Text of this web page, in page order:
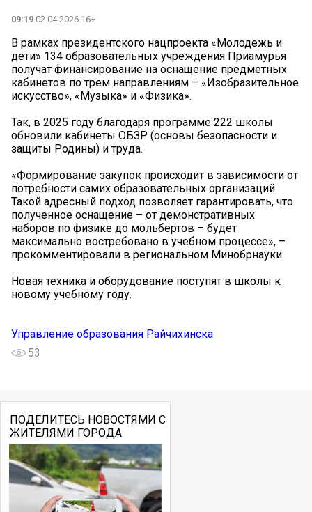
09:19 02.04.2026 16+
В рамках президентского нацпроекта «Молодежь и
дети» 134 образовательных учреждения Приамурья
получат финансирование на оснащение предметных
кабинетов по трем направлениям – «Изобразительное
искусство», «Музыка» и «Физика».
Так, в 2025 году благодаря программе 222 школы
обновили кабинеты ОБЗР (основы безопасности и
защиты Родины) и труда.
«Формирование закупок происходит в зависимости от
потребности самих образовательных организаций.
Такой адресный подход позволяет гарантировать, что
полученное оснащение – от демонстративных
наборов по физике до мольбертов – будет
максимально востребовано в учебном процессе», –
прокомментировали в региональном Минобрнауки.
Новая техника и оборудование поступят в школы к
новому учебному году.
Управление образования Райчихинска
53
ПОДЕЛИТЕСЬ НОВОСТЯМИ С
ЖИТЕЛЯМИ ГОРОДА